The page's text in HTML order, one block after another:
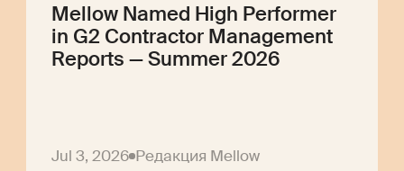
Mellow Named High Performer
in G2 Contractor Management
Reports — Summer 2026
Jul 3, 2026 Редакция Mellow